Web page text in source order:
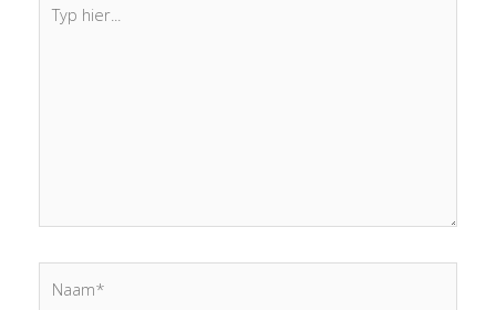
hier...